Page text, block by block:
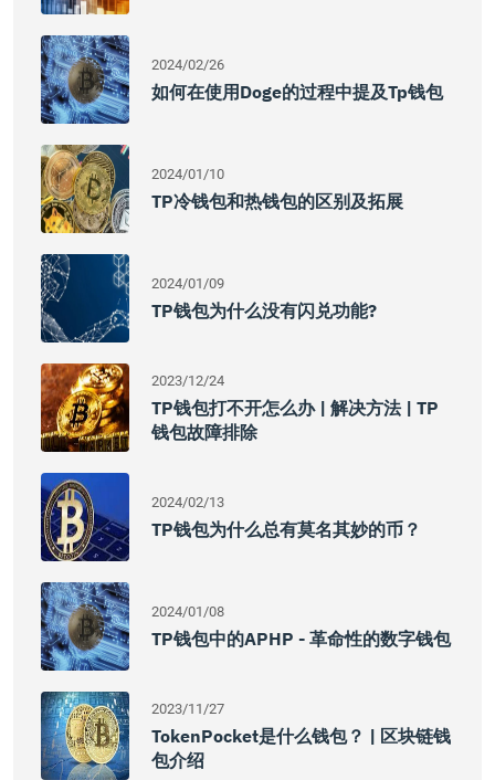
2024/02/26
如何在使用doge的过程中提及tp钱包
2024/01/10
TP冷钱包和热钱包的区别及拓展
2024/01/09
TP钱包为什么没有闪兑功能?
2023/12/24
TP钱包打不开怎么办 | 解决方法 | TP
钱包故障排除
2024/02/13
TP钱包为什么总有莫名其妙的币？
2024/01/08
TP钱包中的APHP - 革命性的数字钱包
2023/11/27
TokenPocket是什么钱包？ | 区块链钱
包介绍